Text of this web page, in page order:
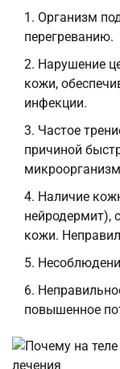
Организм
перегреванию.
Нарушение
кожи,
инфекции.
Частое
причиной
Наличие
нейродермит),
кожи.
повышенное